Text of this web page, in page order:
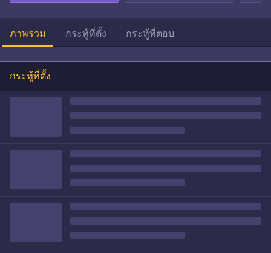
ภาพรวม กระทู้ที่ตั้ง กระทู้ที่ตอบ
กระทู้ที่ตั้ง